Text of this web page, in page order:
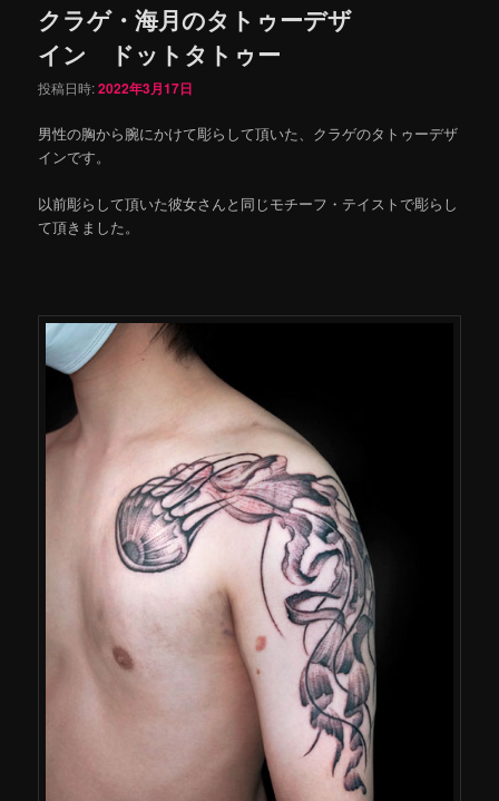
クラゲ・海月のタトゥーデザ
イン ドットタトゥー
投稿日時:2022年3月17日
男性の胸から腕にかけて彫らして頂いた、クラゲのタトゥーデザ
インです。
以前彫らして頂いた彼女さんと同じモチーフ・テイストで彫らし
て頂きました。